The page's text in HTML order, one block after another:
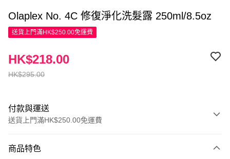
Olaplex No. 4C 修復淨化洗髮露 250ml/8.5oz
送貨上門滿HK$250.00免運費
HK$295.00
HK$218.00
付款與運送
送貨上門滿HK$250.00免運費
信用卡
商品特色